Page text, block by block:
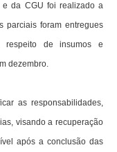
da CGU foi realizado a
parciais foram entregues
de insumos e
dezembro.
as responsabilidades,
visando a recuperação
após a conclusão das